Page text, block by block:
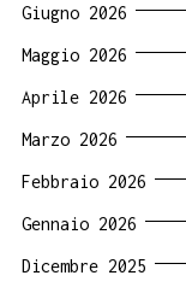
Giugno 2026
Maggio 2026
Aprile 2026
Marzo 2026
Febbraio 2026
Gennaio 2026
Dicembre 2025